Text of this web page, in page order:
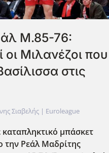
Μ.85-76:
οι Μιλανέζοι που
στις
Σιαβελής | Euroleague
μπάσκετ
την Ρεάλ Μαδρίτης